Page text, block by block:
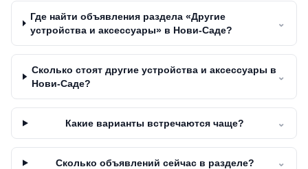
Где найти объявления раздела «Другие
устройства и аксессуары» в Нови-Саде?
⌄
Сколько стоят другие устройства и аксессуары в
Нови-Саде?
⌄
Какие варианты встречаются чаще? ⌄
Сколько объявлений сейчас в разделе? ⌄